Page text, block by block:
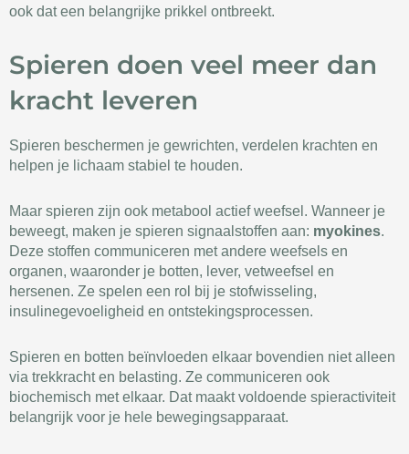
ook dat een belangrijke prikkel ontbreekt.
Spieren doen veel meer dan
kracht leveren
Spieren beschermen je gewrichten, verdelen krachten en
helpen je lichaam stabiel te houden.
Maar spieren zijn ook metabool actief weefsel. Wanneer je
beweegt, maken je spieren signaalstoffen aan: myokines.
Deze stoffen communiceren met andere weefsels en
organen, waaronder je botten, lever, vetweefsel en
hersenen. Ze spelen een rol bij je stofwisseling,
insulinegevoeligheid en ontstekingsprocessen.
Spieren en botten beïnvloeden elkaar bovendien niet alleen
via trekkracht en belasting. Ze communiceren ook
biochemisch met elkaar. Dat maakt voldoende spieractiviteit
belangrijk voor je hele bewegingsapparaat.